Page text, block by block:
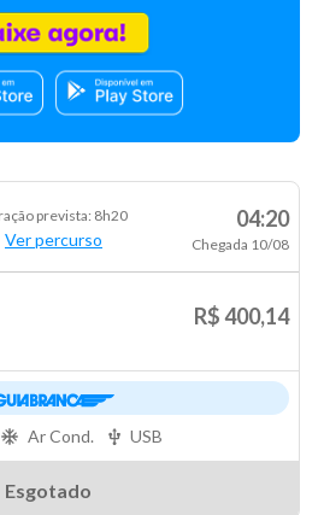
prevista: 8h20
Ver percurso
04:20
Chegada 10/08
R$ 400,14
Esgotado
Ar Cond. USB